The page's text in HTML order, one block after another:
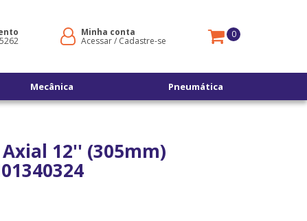
Minha conta
Acessar/ Cadastre-se
0
Mecânica Pneumática
12'' (305mm)